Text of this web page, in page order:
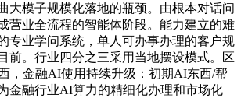
大模子规模化落地的瓶颈。由根本对话问
营业全流程的智能体阶段。能力建立的难
专业学问系统，单人可办事办理的客户规
前。行业四分之三采用当地摆设模式。区
，金融AI使用持续升级：初期AI东西/帮
金融行业AI算力的精细化办理和市场化